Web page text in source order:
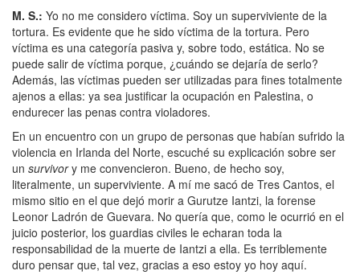
M. S.: Yo no me considero víctima. Soy un superviviente de la
tortura. Es evidente que he sido víctima de la tortura. Pero
víctima es una categoría pasiva y, sobre todo, estática. No se
puede salir de víctima porque, ¿cuándo se dejaría de serlo?
Además, las víctimas pueden ser utilizadas para fines totalmente
ajenos a ellas: ya sea justificar la ocupación en Palestina, o
endurecer las penas contra violadores.
En un encuentro con un grupo de personas que habían sufrido la
violencia en Irlanda del Norte, escuché su explicación sobre ser
un survivory me convencieron. Bueno, de hecho soy,
literalmente, un superviviente. A mí me sacó de Tres Cantos, el
mismo sitio en el que dejó morir a Gurutze Iantzi, la forense
Leonor Ladrón de Guevara. No quería que, como le ocurrió en el
juicio posterior, los guardias civiles le echaran toda la
responsabilidad de la muerte de Iantzi a ella. Es terriblemente
duro pensar que, tal vez, gracias a eso estoy yo hoy aquí.